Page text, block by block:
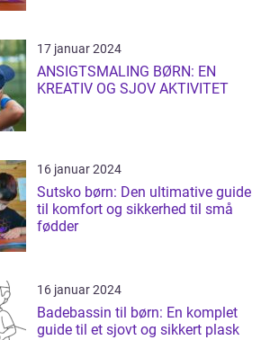
17 januar 2024
ANSIGTSMALING BØRN: EN
KREATIV OG SJOV AKTIVITET
16 januar 2024
Sutsko børn: Den ultimative guide
til komfort og sikkerhed til små
fødder
16 januar 2024
Badebassin til børn: En komplet
guide til et sjovt og sikkert plask